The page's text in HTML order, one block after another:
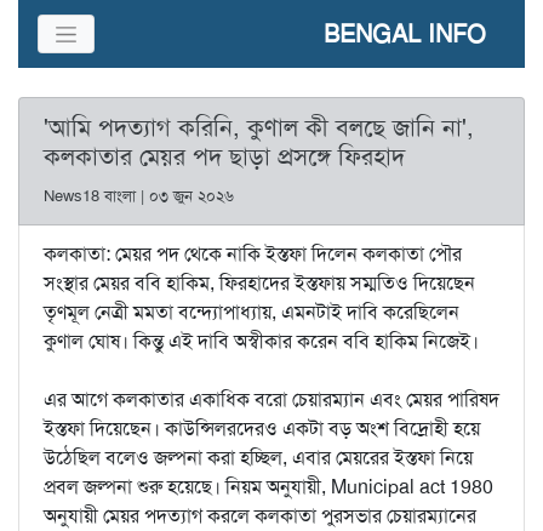
BENGAL INFO
'আমি পদত্যাগ করিনি, কুণাল কী বলছে জানি না',
কলকাতার মেয়র পদ ছাড়া প্রসঙ্গে ফিরহাদ
News18 বাংলা | ০৩ জুন ২০২৬
কলকাতা: মেয়র পদ থেকে নাকি ইস্তফা দিলেন কলকাতা পৌর
সংস্থার মেয়র ববি হাকিম, ফিরহাদের ইস্তফায় সম্মতিও দিয়েছেন
তৃণমূল নেত্রী মমতা বন্দ্যোপাধ্যায়, এমনটাই দাবি করেছিলেন
কুণাল ঘোষ। কিন্তু এই দাবি অস্বীকার করেন ববি হাকিম নিজেই।
এর আগে কলকাতার একাধিক বরো চেয়ারম্যান এবং মেয়র পারিষদ
ইস্তফা দিয়েছেন। কাউন্সিলরদেরও একটা বড় অংশ বিদ্রোহী হয়ে
উঠেছিল বলেও জল্পনা করা হচ্ছিল, এবার মেয়রের ইস্তফা নিয়ে
প্রবল জল্পনা শুরু হয়েছে। নিয়ম অনুযায়ী, Municipal act 1980
অনুযায়ী মেয়র পদত্যাগ করলে কলকাতা পুরসভার চেয়ারম্যানের